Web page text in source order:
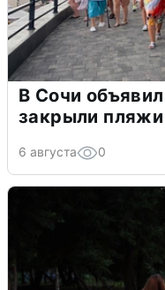
В Сочи
закрыли пляжи
6 августа 0